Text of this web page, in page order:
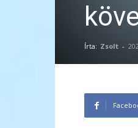
Írta: Zsolt -